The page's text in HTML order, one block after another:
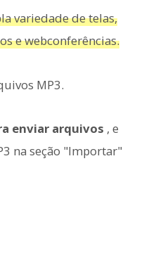
variedade de telas,
e webconferências.
MP3.
enviar arquivos , e
na seção "Importar"